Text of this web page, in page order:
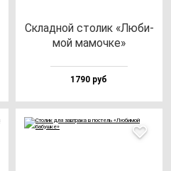
Склад­ной сто­лик «Люби­
мой ма­моч­ке»
1790 руб